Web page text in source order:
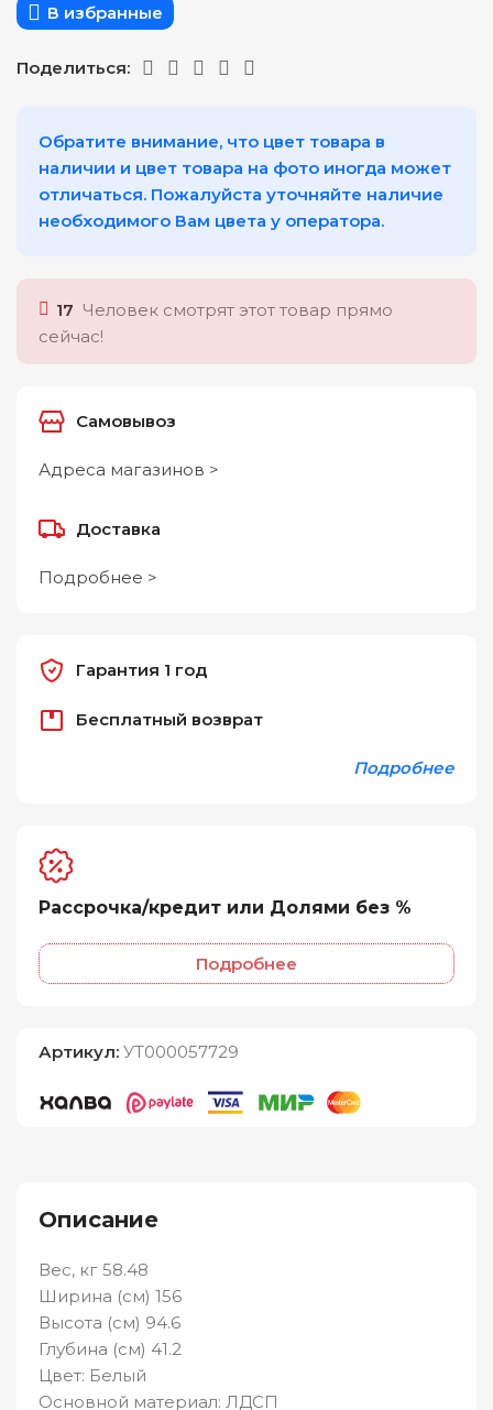
В избранные
Поделиться:
Обратите внимание, что цвет товара в
наличии и цвет товара на фото иногда может
отличаться. Пожалуйста уточняйте наличие
необходимого Вам цвета у оператора.
17 Человек смотрят этот товар прямо
сейчас!
Самовывоз
Адреса магазинов >
Доставка
Подробнее >
Гарантия 1 год
Бесплатный возврат
Подробнее
Рассрочка/кредит или Долями без %
Подробнее
Артикул:УТ000057729
Описание
Вес, кг 58.48
Ширина (см) 156
Высота (см) 94.6
Глубина (см) 41.2
Цвет: Белый
Основной материал: ЛДСП